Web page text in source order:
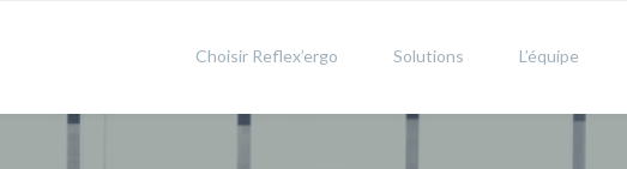
Choisir Reflex’ergo Solutions L’équipe